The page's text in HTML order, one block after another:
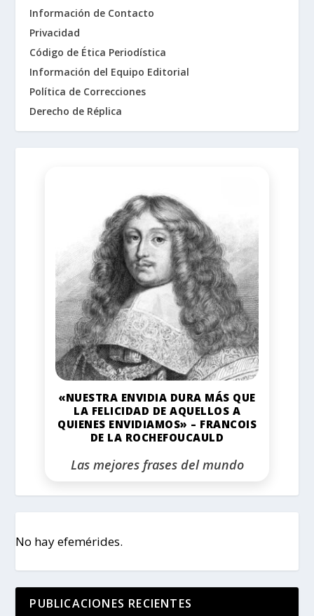
Información de Contacto
Privacidad
Código de Ética Periodística
Información del Equipo Editorial
Política de Correcciones
Derecho de Réplica
«NUESTRA ENVIDIA DURA MÁS QUE
LA FELICIDAD DE AQUELLOS A
QUIENES ENVIDIAMOS» – FRANCOIS
DE LA ROCHEFOUCAULD
Las mejores frases del mundo
No hay efemérides.
PUBLICACIONES RECIENTES